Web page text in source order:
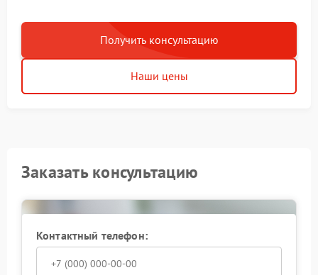
Получить консультацию
Наши цены
Заказать консультацию
Контактный телефон: